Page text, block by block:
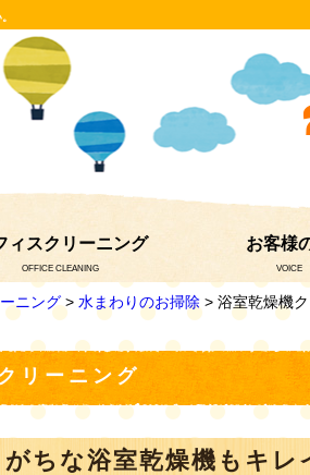
ィスクリーニング
OFFICE CLEANING
お客様
VOICE
ニング> 水まわりのお掃除 > 浴室乾燥機
リーニング
がちな浴室乾燥機もキレ